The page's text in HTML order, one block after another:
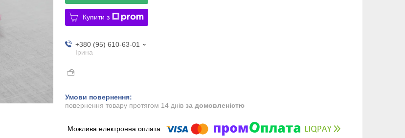
Купити з
+380 (95) 610-63-01
Ірина
повернення товару протягом 14 днів за домовленістю